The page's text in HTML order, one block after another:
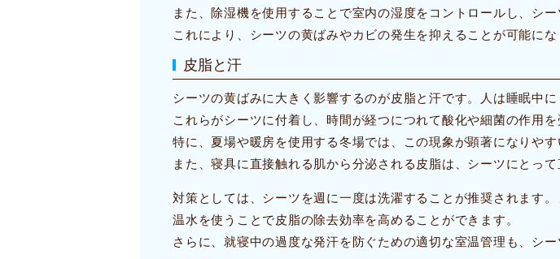
また、除湿機を使用することで室内の湿度をコントロールし、シ
これにより、シーツの黄ばみやカビの発生を抑えることが可能にな
皮脂と汗
シーツの黄ばみに大きく影響するのが皮脂と汗です。人は睡眠中
これらがシーツに付着し、時間が経つにつれて酸化や細菌の作用を
特に、夏場や暖房を使用する冬場では、この現象が顕著になりやす
また、寝具に直接触れる肌から分泌される皮脂は、シーツにとっ
対策としては、シーツを週に一度は洗濯することが推奨されます
温水を使うことで皮脂の除去効率を高めることができます。
さらに、就寝中の過度な発汗を防ぐための適切な室温管理も、シー